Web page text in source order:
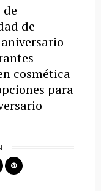
de
de
cosmética
para